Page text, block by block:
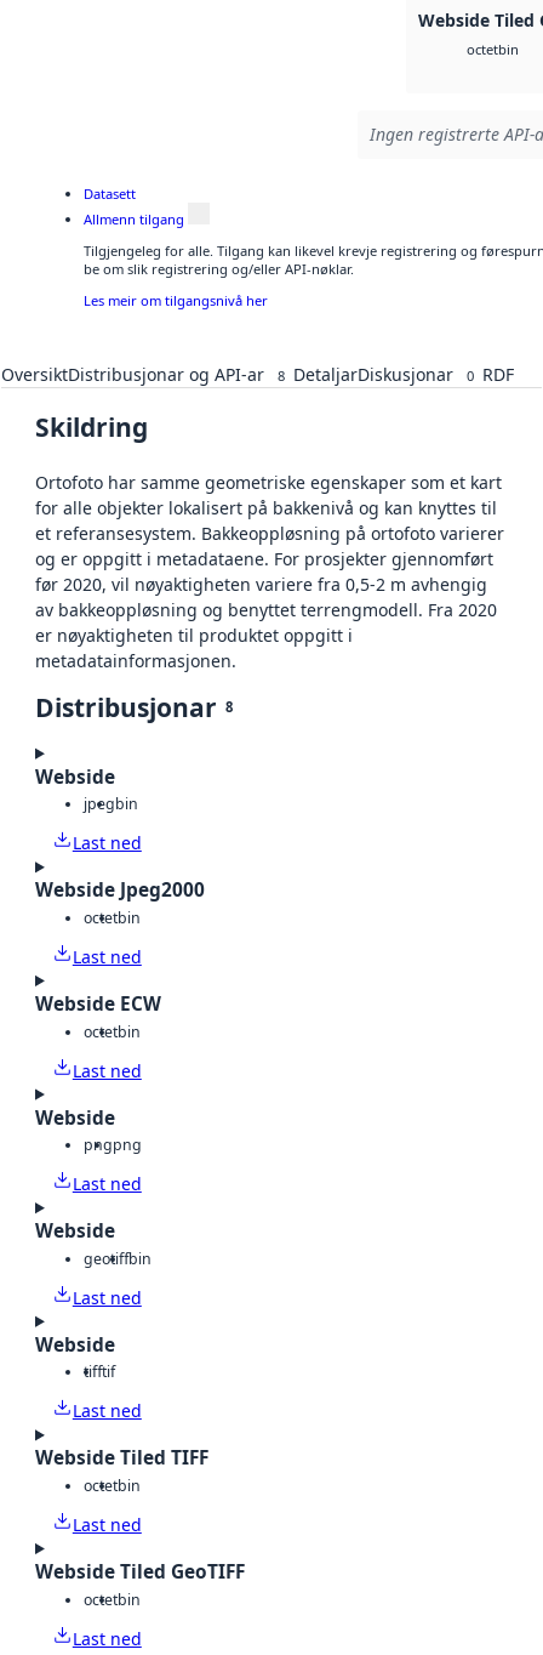
Webside Tiled
octetbin
Ingen registrerte
Datasett
Allmenn tilgang
Tilgjengeleg for alle. Tilgang kan likevel krevje registrering og
be om slik registrering og/eller API-nøklar.
Les meir om tilgangsnivå her
OversiktDistribusjonar og API-ar 8 DetaljarDiskusjonar 0 RDF
Skildring
Ortofoto har samme geometriske egenskaper som et kart
for alle objekter lokalisert på bakkenivå og kan knyttes til
et referansesystem. Bakkeoppløsning på ortofoto varierer
og er oppgitt i metadataene. For prosjekter gjennomført
før 2020, vil nøyaktigheten variere fra 0,5-2 m avhengig
av bakkeoppløsning og benyttet terrengmodell. Fra 2020
er nøyaktigheten til produktet oppgitt i
metadatainformasjonen.
Distribusjonar 8
Webside
jpegbin
Last ned
Webside Jpeg2000
octetbin
Last ned
Webside ECW
octetbin
Last ned
Webside
pngpng
Last ned
Webside
geotiffbin
Last ned
Webside
tifftif
Last ned
Webside Tiled TIFF
octetbin
Last ned
Webside Tiled GeoTIFF
octetbin
Last ned